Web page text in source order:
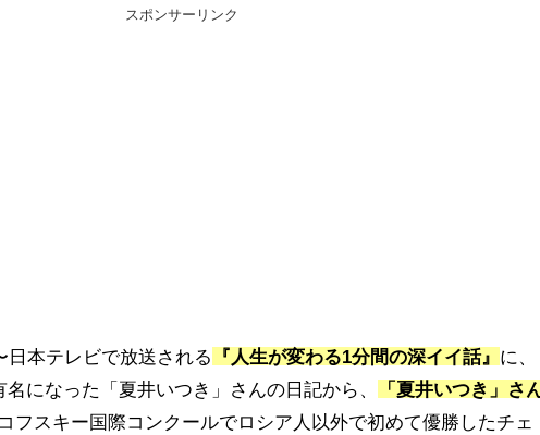
スポンサーリンク
日本テレビで放送される 『人生が変わる1分間の深イイ話』 に、
名になった「夏井いつき」さんの日記から、
「夏井いつき」さ
フスキー国際コンクールでロシア人以外で初めて優勝したチェ